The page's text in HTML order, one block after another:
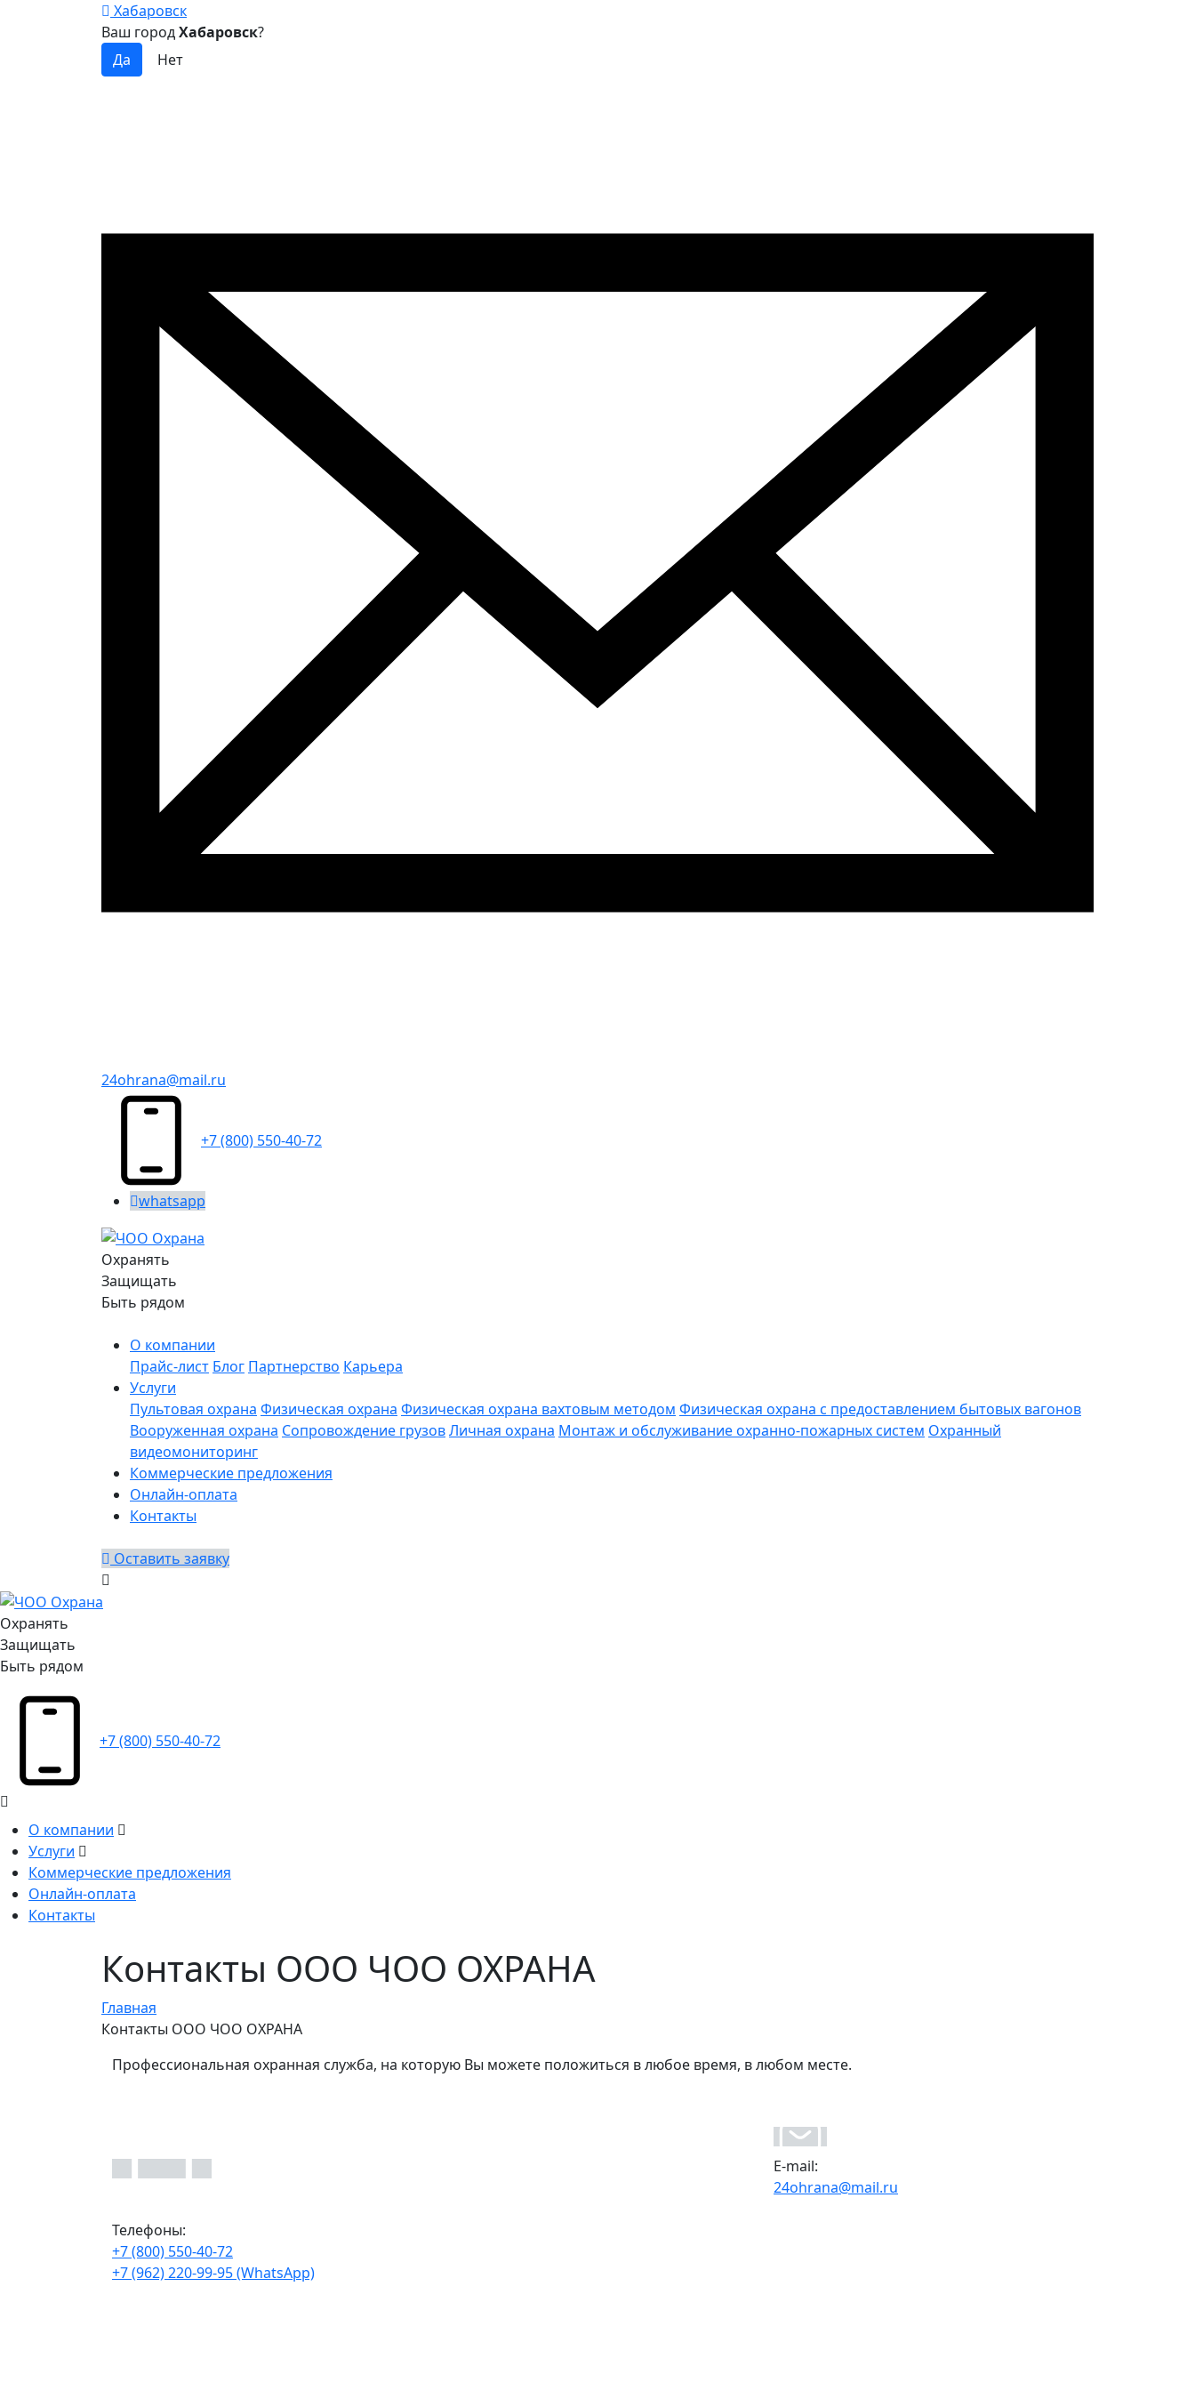
Хабаровск
Ваш городХабаровск?
24ohrana@mail.ru
+7 (800) 550-40-72
whatsapp
Охранять
Защищать
Быть рядом
О компании
Прайс-лист Блог Партнерство Карьера
Услуги
Пультовая охрана Физическая охрана Физическая охрана вахтовым методом Физическая охрана с предоставлением бытовых вагонов
Вооруженная охрана Сопровождение грузовЛичная охрана Монтаж и обслуживание охранно-пожарных систем Охранный
видеомониторинг
Коммерческие предложения
Онлайн-оплата
Контакты
Оставить заявку
Охранять
Защищать
Быть рядом
+7 (800) 550-40-72
О компании
Услуги
Коммерческие предложения
Онлайн-оплата
Контакты
Контакты ООО ЧОО ОХРАНА
Главная
Контакты ООО ЧОО ОХРАНА
Профессиональная охранная служба, на которую Вы можете положиться в любое время, в любом месте.
Телефоны:
+7 (800) 550-40-72
+7 (962) 220-99-95 (WhatsApp)
E-mail:
24ohrana@mail.ru